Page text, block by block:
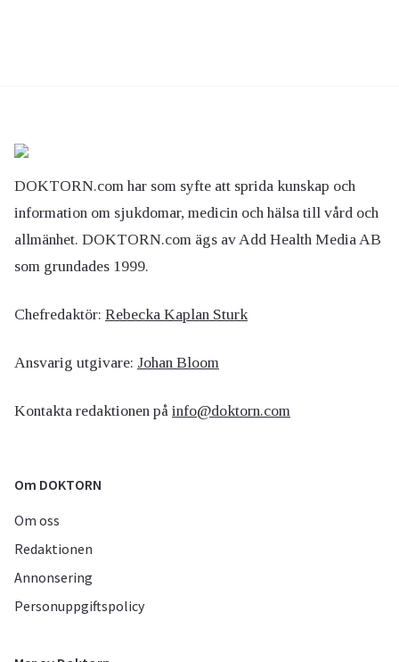
DOKTORN.com har som syfte att sprida kunskap och
information om sjukdomar, medicin och hälsa till vård och
allmänhet. DOKTORN.com ägs av Add Health Media AB
som grundades 1999.
Chefredaktör: Rebecka Kaplan Sturk
Ansvarig utgivare: Johan Bloom
Kontakta redaktionen på info@doktorn.com
Om DOKTORN
Om oss
Redaktionen
Annonsering
Personuppgiftspolicy